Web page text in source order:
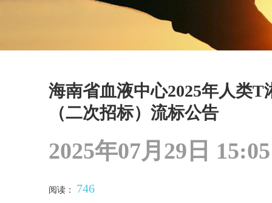
海南省血液中心2025年人类
（二次招标）流标公告
2025年07月29日 15:05
阅读： 746